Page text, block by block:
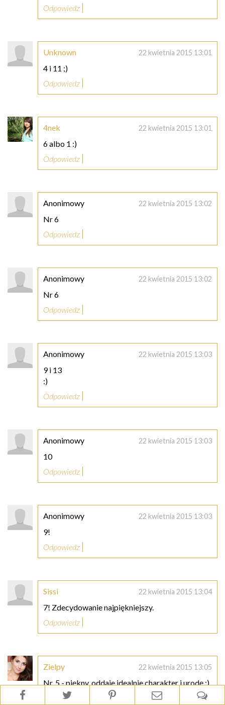
Odpowiedz
Unknown 22 kwietnia 2015 13:01
4 i 11 ;)
Odpowiedz
4nek 22 kwietnia 2015 13:01
6 albo 1 :)
Odpowiedz
Anonimowy 22 kwietnia 2015 13:02
Nr 6
Odpowiedz
Anonimowy 22 kwietnia 2015 13:02
Nr 6
Odpowiedz
Anonimowy 22 kwietnia 2015 13:03
9 i 13
:)
Odpowiedz
Anonimowy 22 kwietnia 2015 13:03
10
Odpowiedz
Anonimowy 22 kwietnia 2015 13:03
9!
Odpowiedz
Sissi 22 kwietnia 2015 13:04
7! Zdecydowanie najpiękniejszy.
Odpowiedz
Zielpy 22 kwietnia 2015 13:05
Nr. 5 - piękny, oddaje idealnie charakter i urodę :)
napis mógłby być wyraźniejszy, ale i tak jest